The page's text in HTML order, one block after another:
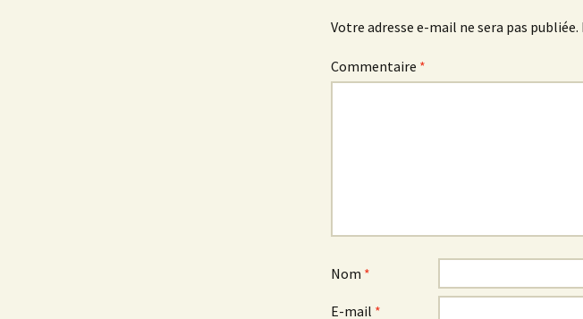
Votre adresse e-mail ne sera pas publiée.
Commentaire *
Nom *
E-mail *